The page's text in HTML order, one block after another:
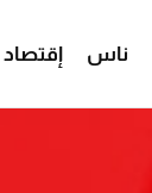
ناس إقتصاد